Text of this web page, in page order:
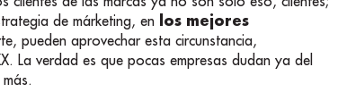
de márketing, en los mejores
pueden aprovechar esta circunstancia,
La verdad es que pocas empresas dudan ya del